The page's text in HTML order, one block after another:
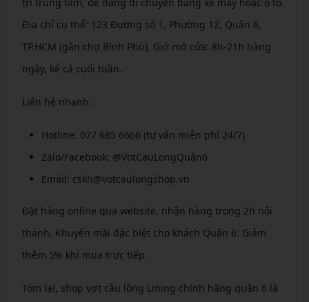
Địa chỉ cụ thể: 123 Đường số 1, Phường 12, Quận 6,
TP.HCM (gần chợ Bình Phú). Giờ mở cửa: 8h-21h hàng
ngày, kể cả cuối tuần.
Liên hệ nhanh:
Hotline: 077 685 6666 (tư vấn miễn phí 24/7)
Zalo/Facebook: @VotCauLongQuận6
Email: cskh@votcaulongshop.vn
Đặt hàng online qua website, nhận hàng trong 2h nội
thành. Khuyến mãi đặc biệt cho khách Quận 6: Giảm
thêm 5% khi mua trực tiếp.
Tóm lại, shop vợt cầu lông Lining chính hãng quận 6 là